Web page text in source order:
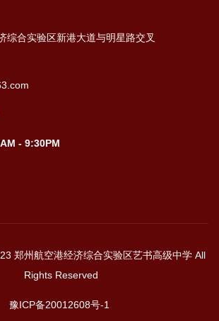
综合实验区新港大道与明星路交叉
- 9:30PM
郑州航空港经济综合实验区艺书高级中学 All
Rights Reserved
豫ICP备20012608号-1